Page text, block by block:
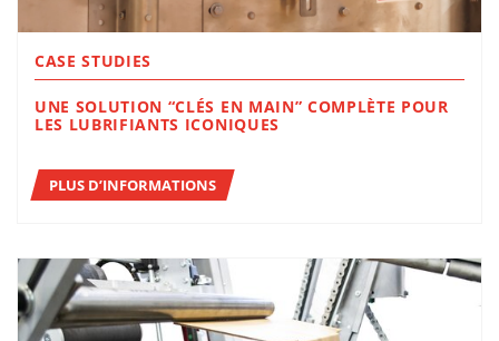
CASE STUDIES
UNE SOLUTION “CLÉS EN MAIN” COMPLÈTE POUR
LES LUBRIFIANTS ICONIQUES
PLUS D’INFORMATIONS